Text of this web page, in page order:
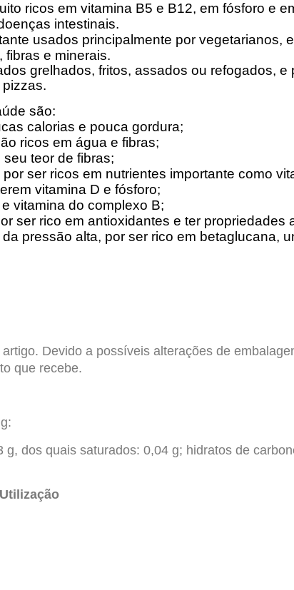
ricos em vitamina B5 e B12, em fósforo e
intestinais.
usados principalmente por vegetarianos,
fibras e minerais.
grelhados, fritos, assados ou refogados,
são:
calorias e pouca gordura;
ricos em água e fibras;
seu teor de fibras;
por ser ricos em nutrientes importante como
vitamina D e fósforo;
vitamina do complexo B;
ser rico em antioxidantes e ter propriedades
pressão alta, por ser rico em betaglucana,
Devido a possíveis alterações de
que recebe.
dos quais saturados: 0,04 g; hidratos de
Utilização